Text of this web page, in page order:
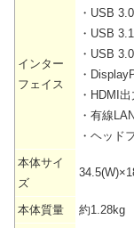
インター
フェイス
・USB
・USB
・USB
・
・HDMI
・有線
・ヘッド
本体サイ
ズ
本体質量
約1.28kg